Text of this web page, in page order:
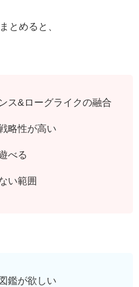
とめると、
ス&ローグライクの融合
略性が高い
べる
い範囲
鑑が欲しい